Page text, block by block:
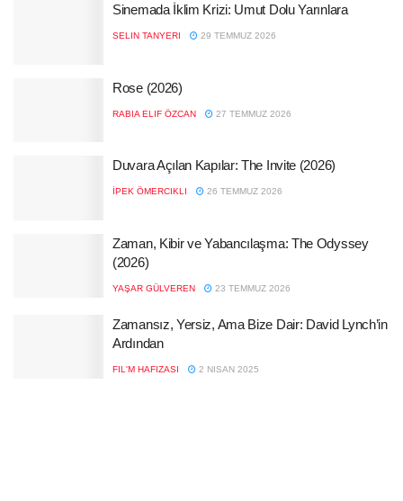
Sinemada İklim Krizi: Umut Dolu Yarınlara
SELIN TANYERI 29 TEMMUZ 2026
Rose (2026)
RABIA ELIF ÖZCAN 27 TEMMUZ 2026
Duvara Açılan Kapılar: The Invite (2026)
İPEK ÖMERCIKLI 26 TEMMUZ 2026
Zaman, Kibir ve Yabancılaşma: The Odyssey
(2026)
YAŞAR GÜLVEREN 23 TEMMUZ 2026
Zamansız, Yersiz, Ama Bize Dair: David Lynch’in
Ardından
FIL'M HAFIZASI 2 NISAN 2025